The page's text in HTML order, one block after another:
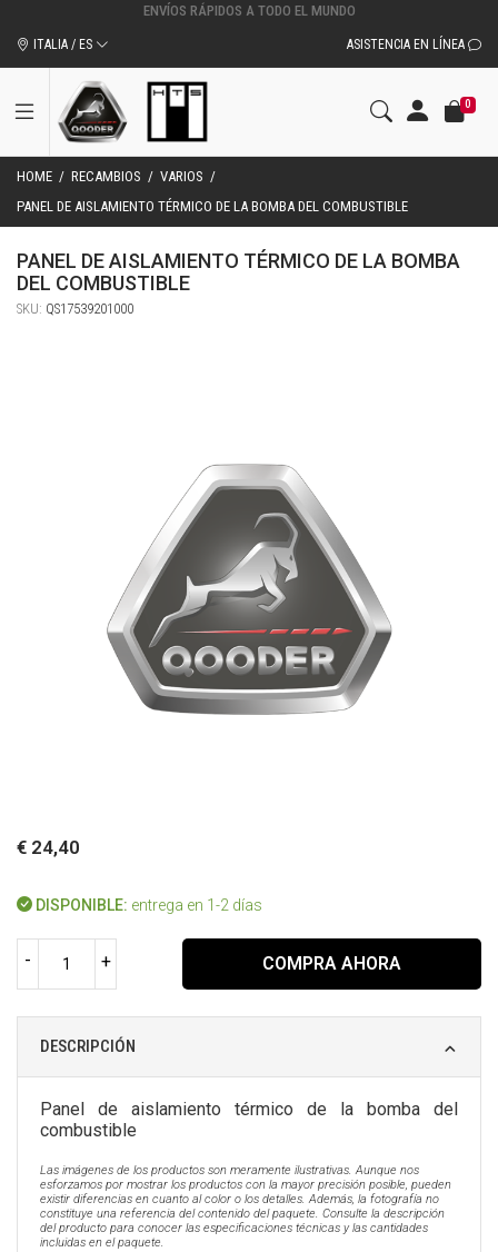
ITALIA / ES ASISTENCIA EN LÍNEA
0
HOME / RECAMBIOS / VARIOS /
PANEL DE AISLAMIENTO TÉRMICO DE LA BOMBA DEL COMBUSTIBLE
PANEL DE AISLAMIENTO TÉRMICO DE LA BOMBA
DEL COMBUSTIBLE
SKU: QS17539201000
€ 24,40
DISPONIBLE: entrega en 1-2 días
- + COMPRA AHORA
DESCRIPCIÓN
Panel de aislamiento térmico de la bomba del
combustible
Las imágenes de los productos son meramente ilustrativas. Aunque nos
esforzamos por mostrar los productos con la mayor precisión posible, pueden
existir diferencias en cuanto al color o los detalles. Además, la fotografía no
constituye una referencia del contenido del paquete. Consulte la descripción
del producto para conocer las especificaciones técnicas y las cantidades
incluidas en el paquete.